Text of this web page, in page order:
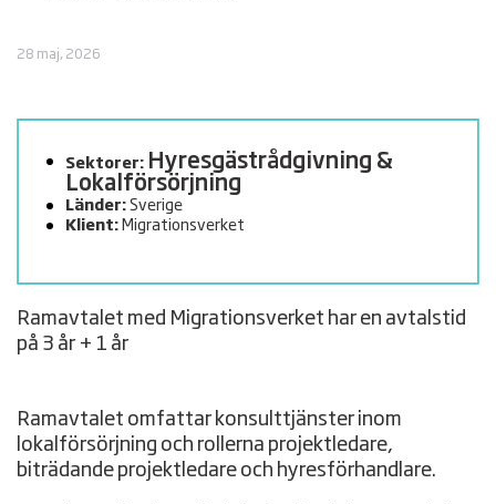
28 maj, 2026
Sektorer: Hyresgäst­rådgivning &
Lokalförsörjning
Länder: Sverige
Klient: Migrationsverket
Ramavtalet med Migrationsverket har en avtalstid
på 3 år + 1 år
Ramavtalet omfattar konsulttjänster inom
lokalförsörjning och rollerna projektledare,
biträdande projektledare och hyresförhandlare.